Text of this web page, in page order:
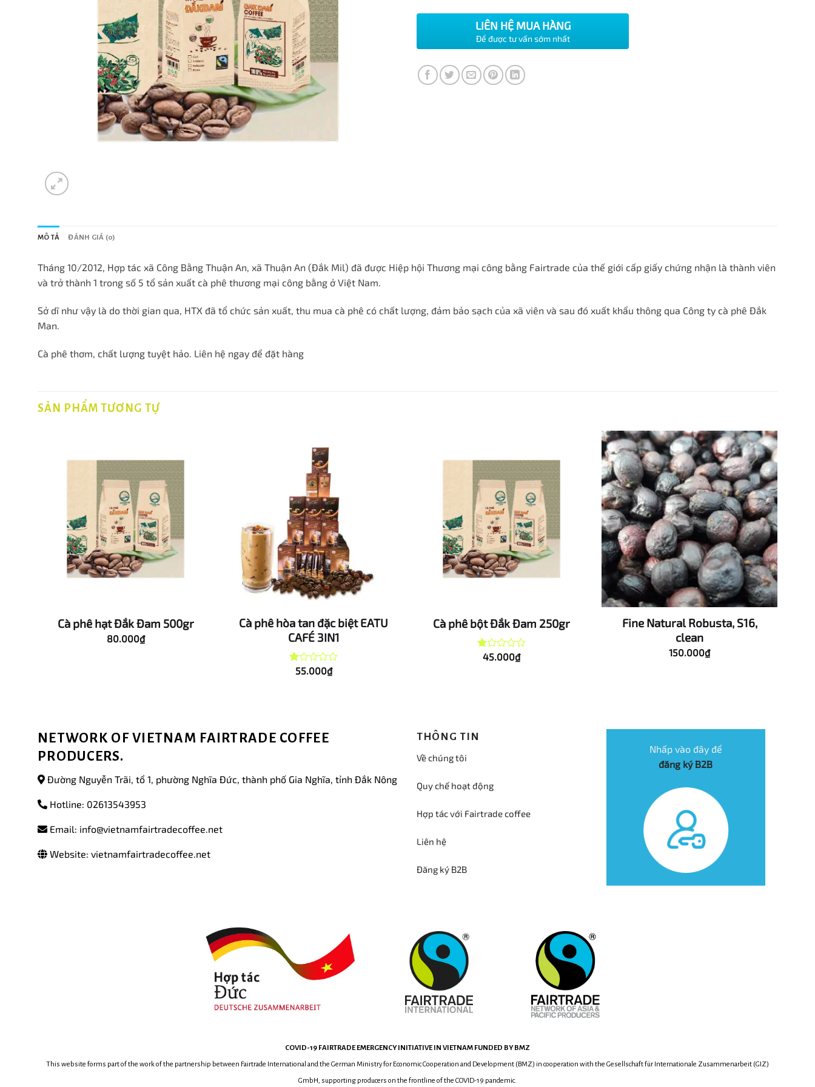
LIÊN HỆ MUA HÀNG
Để được tư vấn sớm nhất
MÔ TẢ ĐÁNH GIÁ (0)
Tháng 10/2012, Hợp tác xã Công Bằng Thuận An, xã Thuận An (Ðắk Mil) đã được Hiệp hội Thương mại công bằng Fairtrade của thế giới cấp giấy chứng nhận là thành viên
và trở thành 1 trong số 5 tổ sản xuất cà phê thương mại công bằng ở Việt Nam.
Sở dĩ như vậy là do thời gian qua, HTX đã tổ chức sản xuất, thu mua cà phê có chất lượng, đảm bảo sạch của xã viên và sau đó xuất khẩu thông qua Công ty cà phê Ðắk
Man.
Cà phê thơm, chất lượng tuyệt hảo. Liên hệ ngay để đặt hàng
SẢN PHẨM TƯƠNG TỰ
Cà phê hạt Đắk Đam 500gr
80.000₫
Cà phê hòa tan đặc biệt EATU
CAFÉ 3IN1
Được
55.000₫
Cà phê bột Đắk Đam 250gr
Được
45.000₫
Fine Natural Robusta, S16,
clean
150.000₫
NETWORK OF VIETNAM FAIRTRADE COFFEE
PRODUCERS.
Đường Nguyễn Trãi, tổ 1, phường Nghĩa Đức, thành phố Gia Nghĩa, tỉnh Đắk Nông
Hotline: 02613543953
Email: info@vietnamfairtradecoffee.net
Website: vietnamfairtradecoffee.net
THÔNG TIN
Về chúng tôi
Quy chế hoạt động
Hợp tác với Fairtrade coffee
Liên hệ
Đăng ký B2B
Nhấp vào đây để
đăng ký B2B
COVID-19 FAIRTRADE EMERGENCY INITIATIVE IN VIETNAM FUNDED BY BMZ
This website forms part of the work of the partnership between Fairtrade International and the German Ministry for Economic Cooperation and Development (BMZ) in cooperation with the Gesellschaft für Internationale Zusammenarbeit (GIZ)
GmbH, supporting producers on the frontline of the COVID-19 pandemic.